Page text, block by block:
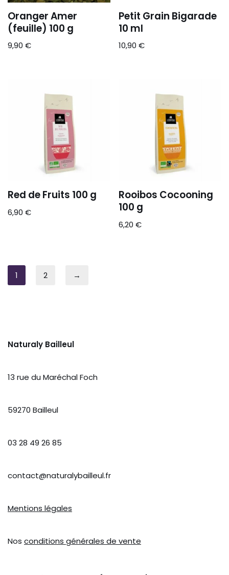
Oranger Amer
(feuille) 100 g
9,90 €
Petit Grain Bigarade
10 ml
10,90€
Red de Fruits 100 g
6,90 €
Rooibos Cocooning
100 g
6,20€
1 2 →
Naturaly Bailleul
13 rue du Maréchal Foch
59270 Bailleul
03 28 49 26 85
contact@naturalybailleul.fr
Mentions légales
Nos conditions générales de vente